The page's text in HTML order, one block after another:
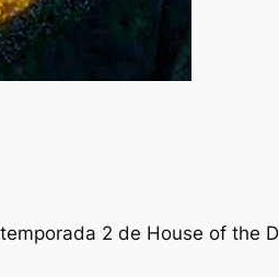
2 de House of the